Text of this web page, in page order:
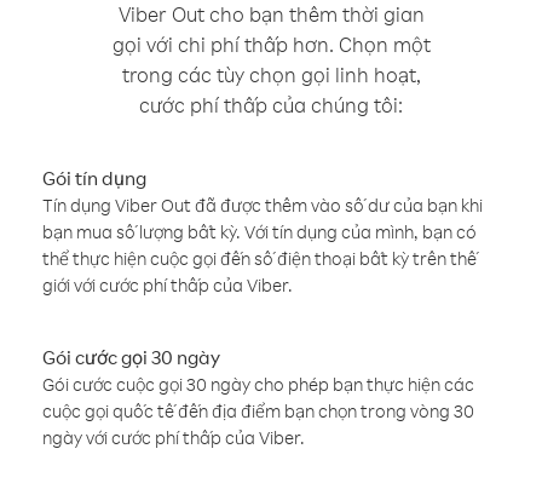
Viber Out cho bạn thêm thời gian
gọi với chi phí thấp hơn. Chọn một
trong các tùy chọn gọi linh hoạt,
cước phí thấp của chúng tôi:
Gói tín dụng
Tín dụng Viber Out đã được thêm vào số dư của bạn khi
bạn mua số lượng bất kỳ. Với tín dụng của mình, bạn có
thể thực hiện cuộc gọi đến số điện thoại bất kỳ trên thế
giới với cước phí thấp của Viber.
Gói cước gọi 30 ngày
Gói cước cuộc gọi 30 ngày cho phép bạn thực hiện các
cuộc gọi quốc tế đến địa điểm bạn chọn trong vòng 30
ngày với cước phí thấp của Viber.